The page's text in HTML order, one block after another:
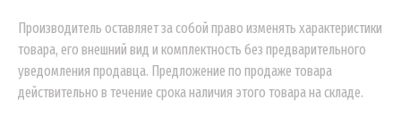
Производитель оставляет за собой право изменять характеристики
товара, его внешний вид и комплектность без предварительного
уведомления продавца. Предложение по продаже товара
действительно в течение срока наличия этого товара на складе.